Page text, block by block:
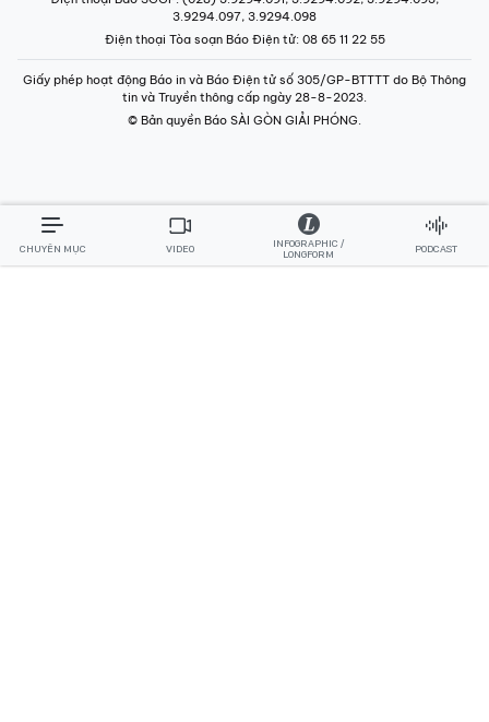
3.9294.097, 3.9294.098
Điện thoại Tòa soạn Báo Điện tử: 08 65 11 22 55
Giấy phép hoạt động Báo in và Báo Điện tử số 305/GP-BTTTT do Bộ Thông
tin và Truyền thông cấp ngày 28-8-2023.
© Bản quyền Báo SÀI GÒN GIẢI PHÓNG.
CHUYÊN MỤC VIDEO
INFOGRAPHIC /
LONGFORM
PODCAST